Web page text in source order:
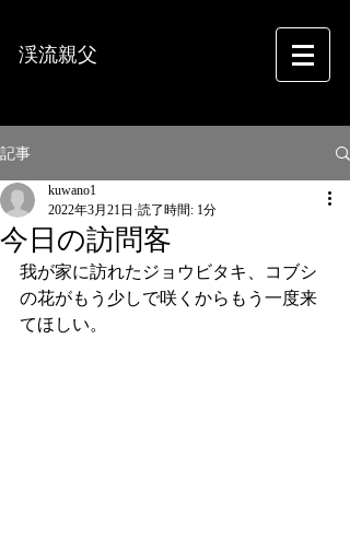
渓流親父
記事
今日の訪問客
kuwano1
2022年3月21日 読了時間: 1分
我が家に訪れたジョウビタキ、コブシ
の花がもう少しで咲くからもう一度来
てほしい。